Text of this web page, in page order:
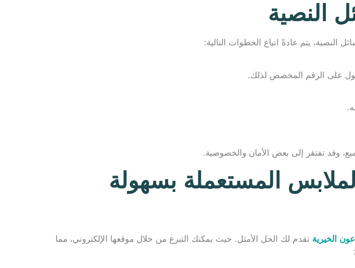
النصية
النصية، يتم عادةً اتباع الخطوات التالية:
على الرقم المخصص لذلك.
وقد تفتقر إلى بعض الأمان والخصوصية.
المستعملة بسهولة
الخيرية تقدم لك الحل الأمثل. حيث يمكنك التبرع من خلال موقعها الإلكتروني، مما